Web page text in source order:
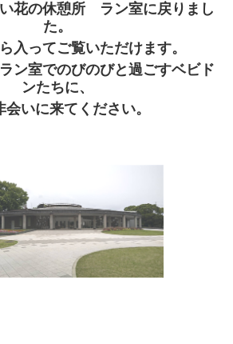
花の休憩所 ラン室に戻りまし
た。
入ってご覧いただけます。
ン室でのびのびと過ごすベビド
ンたちに、
会いに来てください。